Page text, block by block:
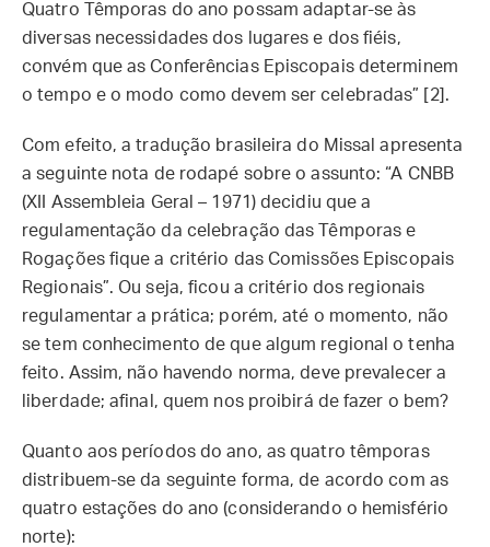
Quatro Têmporas do ano possam adaptar-se às
diversas necessidades dos lugares e dos fiéis,
convém que as Conferências Episcopais determinem
o tempo e o modo como devem ser celebradas” [2].
Com efeito, a tradução brasileira do Missal apresenta
a seguinte nota de rodapé sobre o assunto: “A CNBB
(XII Assembleia Geral – 1971) decidiu que a
regulamentação da celebração das Têmporas e
Rogações fique a critério das Comissões Episcopais
Regionais”. Ou seja, ficou a critério dos regionais
regulamentar a prática; porém, até o momento, não
se tem conhecimento de que algum regional o tenha
feito. Assim, não havendo norma, deve prevalecer a
liberdade; afinal, quem nos proibirá de fazer o bem?
Quanto aos períodos do ano, as quatro têmporas
distribuem-se da seguinte forma, de acordo com as
quatro estações do ano (considerando o hemisfério
norte):